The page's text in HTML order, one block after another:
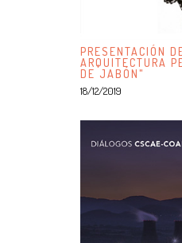
PRESENTACIÓN
ARQUITECTURA
DE JABÓN"
18/12/2019